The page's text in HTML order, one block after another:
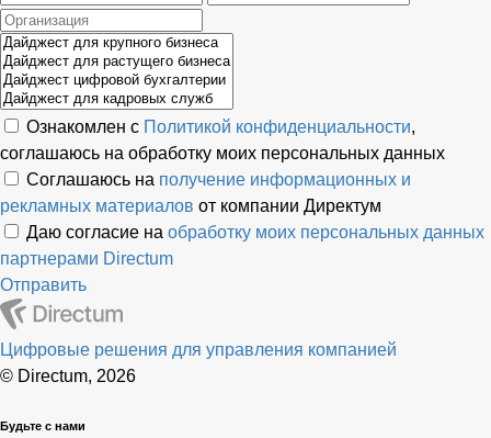
Ознакомлен с Политикой конфиденциальности,
соглашаюсь на обработку моих персональных данных
Соглашаюсь на получение информационных и
рекламных материалов от компании Директум
Даю согласие на обработку моих персональных данных
партнерами Directum
Отправить
Цифровые решения для управления компанией
© Directum, 2026
Будьте с нами